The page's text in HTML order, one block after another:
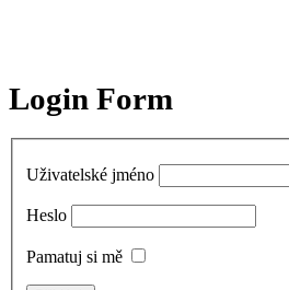
Login Form
Uživatelské jméno
Heslo
Pamatuj si mě